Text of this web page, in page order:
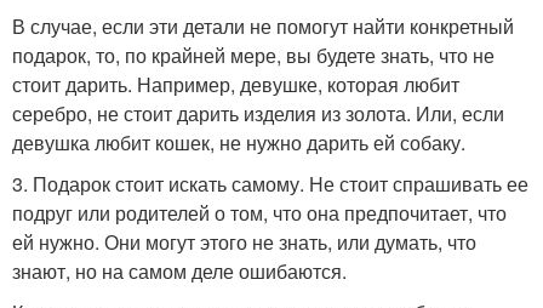
В случае, если эти детали не помогут найти конкретный
подарок, то, по крайней мере, вы будете знать, что не
стоит дарить. Например, девушке, которая любит
серебро, не стоит дарить изделия из золота. Или, если
девушка любит кошек, не нужно дарить ей собаку.
3. Подарок стоит искать самому. Не стоит спрашивать ее
подруг или родителей о том, что она предпочитает, что
ей нужно. Они могут этого не знать, или думать, что
знают, но на самом деле ошибаются.